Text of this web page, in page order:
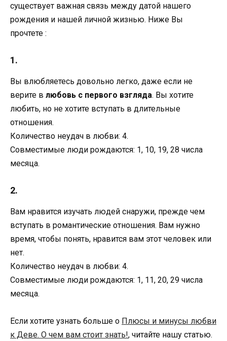
существует важная связь между датой нашего
рождения и нашей личной жизнью. Ниже Вы
прочтете :
1.
Вы влюбляетесь довольно легко, даже если не
верите в любовь с первого взгляда. Вы хотите
любить, но не хотите вступать в длительные
отношения.
Количество неудач в любви: 4.
Совместимые люди рождаются: 1, 10, 19, 28 числа
месяца.
2.
Вам нравится изучать людей снаружи, прежде чем
вступать в романтические отношения. Вам нужно
время, чтобы понять, нравится вам этот человек или
нет.
Количество неудач в любви: 4.
Совместимые люди рождаются: 1, 11, 20, 29 числа
месяца.
Если хотите узнать больше о Плюсы и минусы любви
к Деве. О чем вам стоит знать!, читайте нашу статью.